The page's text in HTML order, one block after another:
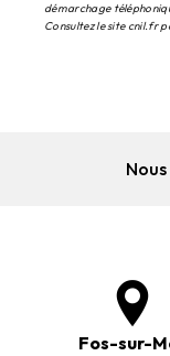
démarchage
Consultez le site cnil.fr
Fos-sur-